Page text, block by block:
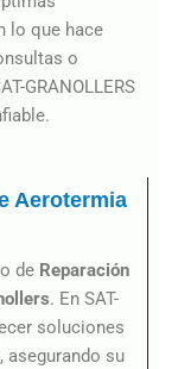
lo que hace
o
GRANOLLERS
Aerotermia
de Reparación
. En SAT-
soluciones
, asegurando su